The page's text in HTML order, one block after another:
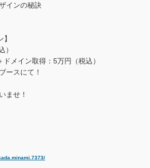
インの秘訣
）
メイン取得：5万円（税込）
ースにて！
ませ！